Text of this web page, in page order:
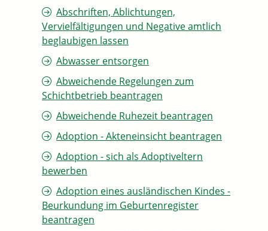
Abschriften, Ablichtungen,
Vervielfältigungen und Negative amtlich
beglaubigen lassen
Abwasser entsorgen
Abweichende Regelungen zum
Schichtbetrieb beantragen
Abweichende Ruhezeit beantragen
Adoption - Akteneinsicht beantragen
Adoption - sich als Adoptiveltern
bewerben
Adoption eines ausländischen Kindes -
Beurkundung im Geburtenregister
beantragen